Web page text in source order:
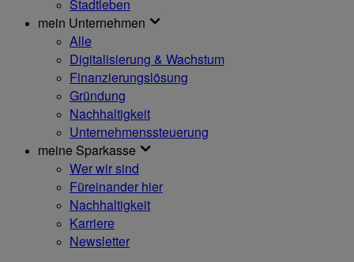
Stadtleben
mein Unternehmen
Alle
Digitalisierung & Wachstum
Finanzierungslösung
Gründung
Nachhaltigkeit
Unternehmenssteuerung
meine Sparkasse
Wer wir sind
Füreinander hier
Nachhaltigkeit
Karriere
Newsletter